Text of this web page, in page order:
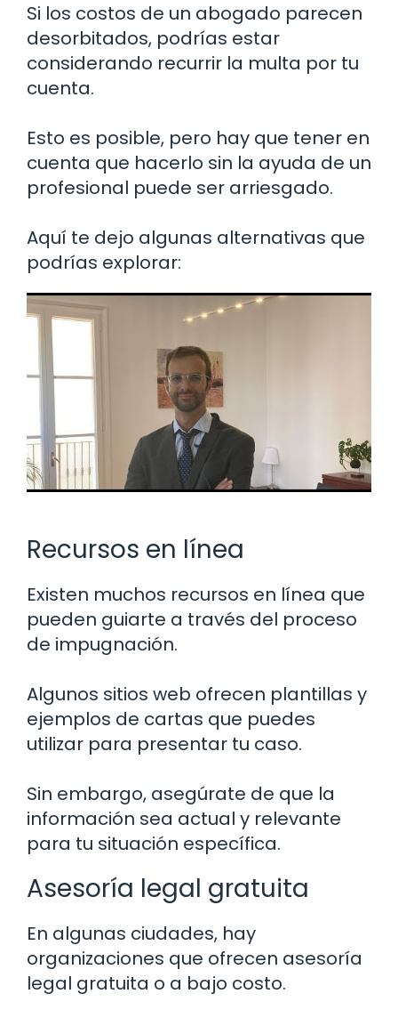
Si los costos de un abogado parecen
desorbitados, podrías estar
considerando recurrir la multa por tu
cuenta.
Esto es posible, pero hay que tener en
cuenta que hacerlo sin la ayuda de un
profesional puede ser arriesgado.
Aquí te dejo algunas alternativas que
podrías explorar:
Recursos en línea
Existen muchos recursos en línea que
pueden guiarte a través del proceso
de impugnación.
Algunos sitios web ofrecen plantillas y
ejemplos de cartas que puedes
utilizar para presentar tu caso.
Sin embargo, asegúrate de que la
información sea actual y relevante
para tu situación específica.
Asesoría legal gratuita
En algunas ciudades, hay
organizaciones que ofrecen asesoría
legal gratuita o a bajo costo.